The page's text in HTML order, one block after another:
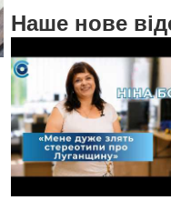
Наше нове